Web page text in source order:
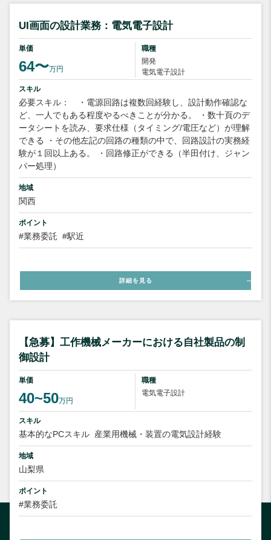
UI画面の設計業務：電気電子設計
単価
64〜万円
職種
開発
電気電子設計
スキル
必要スキル： ・電源回路は複数回経験し、設計動作確認な
ど、一人でもある程度やるべきことが分かる。 ・数十頁のデ
ータシートを読み、要求仕様（タイミング/電圧など）が理解
できる ・その他左記の回路の種類の中で、回路設計の実務経
験が１回以上ある。 ・回路修正ができる（半田付け、ジャン
パー処理）
地域
関西
ポイント
#業務委託 #駅近
詳細を見る
【急募】工作機械メーカーにおける自社製品の制
御設計
単価
40~50万円
職種
電気電子設計
スキル
基本的なPCスキル 産業用機械・装置の電気設計経験
地域
山梨県
ポイント
#業務委託